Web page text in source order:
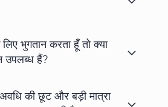
भुगतान करता हूँ तो क्या
उपलब्ध हैं?
की छूट और बड़ी मात्रा